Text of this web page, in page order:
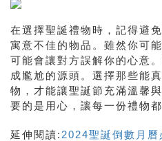
在選擇聖誕禮物時，記得避
寓意不佳的物品。雖然你可
可能會讓對方誤解你的心意
成尷尬的源頭。選擇那些能
物，才能讓聖誕節充滿溫馨
要的是用心，讓每一份禮物
延伸閱讀: 2024聖誕倒數月